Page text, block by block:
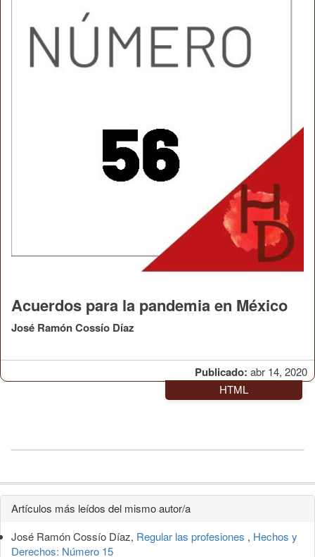
Publicado: abr 14, 2020
Acuerdos para la pandemia en México
José Ramón Cossío Díaz
HTML
Detalles
del
Artículos más leídos del mismo autor/a
José Ramón Cossío Díaz, Regular las profesiones , Hechos y
Derechos: Número 15